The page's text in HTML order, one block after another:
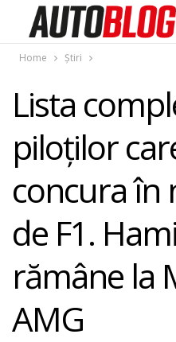
Home Știri
Lista
piloţilor
concura în
de F1.
rămâne la
AMG